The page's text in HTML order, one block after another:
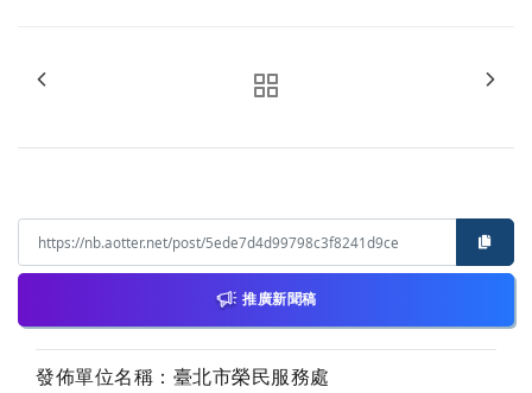
推廣新聞稿
發佈單位名稱：臺北市榮民服務處